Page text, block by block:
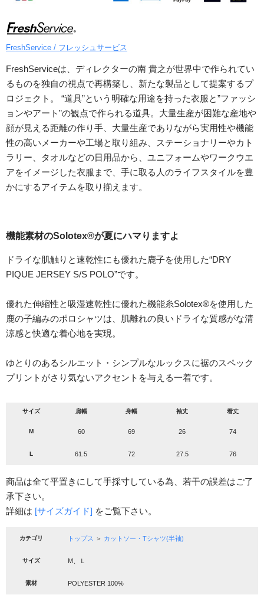
FreshService / フレッシュサービス
FreshServiceは、ディレクターの南 貴之が世界中で作られてい
るものを独自の視点で再構築し、新たな製品として提案するプ
ロジェクト。 “道具”という明確な用途を持った衣服と”ファッシ
ョンやアート”の観点で作られる道具。大量生産が困難な産地や
顔が見える距離の作り手、大量生産でありながら実用性や機能
性の高いメーカーや工場と取り組み、ステーショナリーやカト
ラリー、タオルなどの日用品から、ユニフォームやワークウエ
アをイメージした衣服まで、手に取る人のライフスタイルを豊
かにするアイテムを取り揃えます。
機能素材のSolotex®が夏にハマりますよ
ドライな肌触りと速乾性にも優れた鹿子を使用した“DRY
PIQUE JERSEY S/S POLO”です。
優れた伸縮性と吸湿速乾性に優れた機能糸Solotex®を使用した
鹿の子編みのポロシャツは、肌離れの良いドライな質感がな清
涼感と快適な着心地を実現。
ゆとりのあるシルエット・シンプルなルックスに裾のスペック
プリントがさり気ないアクセントを与える一着です。
サイズ 肩幅 身幅 袖丈 着丈
M 60 69 26 74
L 61.5 72 27.5 76
商品は全て平置きにして手採寸している為、若干の誤差はご了
承下さい。
詳細は [サイズガイド] をご覧下さい。
カテゴリ トップス ＞ カットソー・Tシャツ(半袖)
サイズ M、Ｌ
素材 POLYESTER 100%